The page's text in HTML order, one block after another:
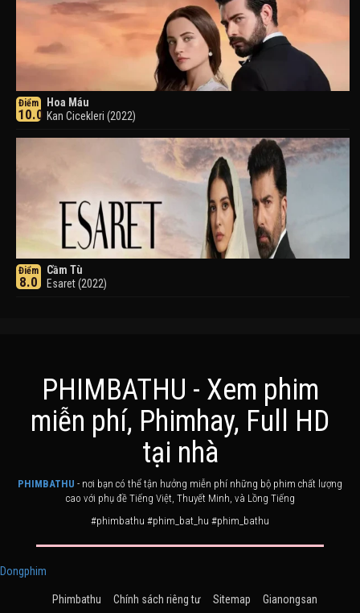
Điểm
10.0
Hoa Máu
Kan Cicekleri (2022)
Điểm
8.0
Cầm Tù
Esaret (2022)
Khuyển Dạ Xoa
Ashoka Đại Đế
PHIMBATHU - Xem phim
miễn phí, Phimhay, Full HD
tại nhà
PHIMBATHU - nơi bạn có thể tận hưởng miễn phí những bộ phim chất lượng
cao với phụ đề Tiếng Việt, Thuyết Minh, và Lồng Tiếng
#phimbathu #phim_bat_hu #phim_bathu
Dongphim
Phimbathu Chính sách riêng tư Sitemap Gianongsan